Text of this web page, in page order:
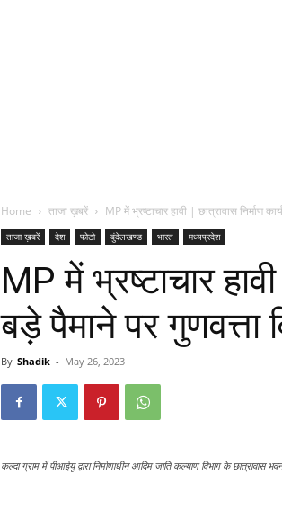
Home ताजा ख़बरें MP में भ्रष्टाचार हावी | छात्रावास निर्माण
ताजा ख़बरें देश फोटो बुंदेलखण्ड भारत मध्यप्रदेश
MP में भ्रष्टाचार
बड़े पैमाने पर गुणवत्ता
By Shadik - May 26, 2023
कल्दा ग्राम में पीआईयू द्वारा निर्माणाधीन आदिम जाति कल्याण विभाग के छात्रावास